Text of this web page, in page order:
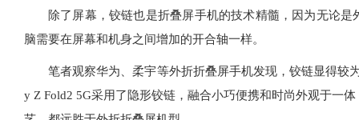
除了屏幕，铰链也是折叠屏手机的技术精髓，因为无论
脑需要在屏幕和机身之间增加的开合轴一样。
笔者观察华为、柔宇等外折折叠屏手机发现，铰链显得较
y Z Fold2 5G采用了隐形铰链，融合小巧便携和时尚外观于一